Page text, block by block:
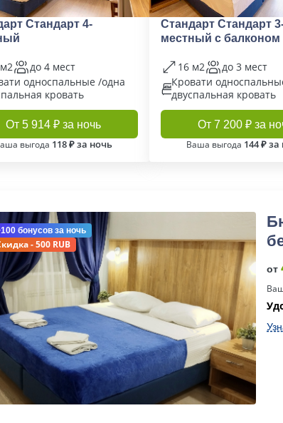
Стандарт 4-
до 4 мест
односпальные /одна
кровать
От 5 914 ₽ за ночь
выгода 118 ₽ за ночь
Стандарт Стандарт
местный с балконом
16 м2
до 3 мест
Кровати
двуспальная кровать
От 7 200 ₽ за
Ваша выгода 144 ₽
бонусов за ночь
- 500 RUB
от